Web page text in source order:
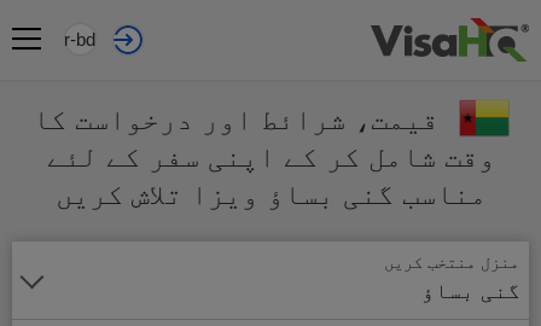
ur-bd
قیمت، شرائط اور درخواست کا
وقت شامل کر کے اپنی سفر کے لئے
مناسب گنی بساؤ ویزا تلاش کریں
منزل منتخب کریں
گنی بساؤ